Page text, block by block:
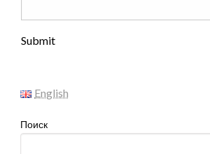
Submit
English
Поиск